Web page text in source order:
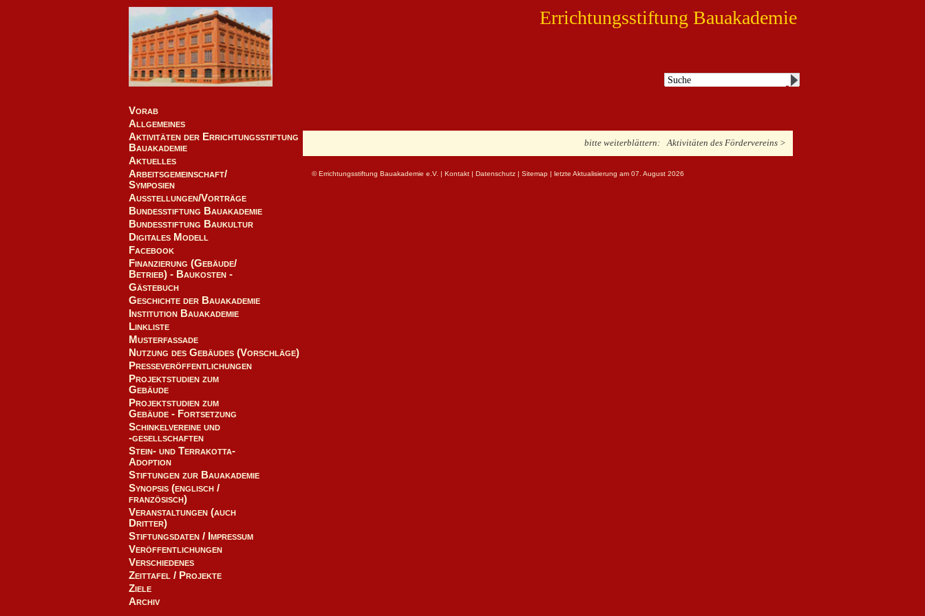
Errichtungsstiftung Bauakademie
Vorab
Allgemeines
Aktivitäten der Errichtungsstiftung
Bauakademie
Aktuelles
Arbeitsgemeinschaft/
Symposien
Ausstellungen/Vorträge
Bundesstiftung Bauakademie
Bundesstiftung Baukultur
Digitales Modell
Facebook
Finanzierung (Gebäude/
Betrieb) - Baukosten -
Gästebuch
Geschichte der Bauakademie
Institution Bauakademie
Linkliste
Musterfassade
Nutzung des Gebäudes (Vorschläge)
Presseveröffentlichungen
Projektstudien zum
Gebäude
Projektstudien zum
Gebäude - Fortsetzung
Schinkelvereine und
-gesellschaften
Stein- und Terrakotta-
Adoption
Stiftungen zur Bauakademie
Synopsis (englisch /
französisch)
Veranstaltungen (auch
Dritter)
Stiftungsdaten / Impressum
Veröffentlichungen
Verschiedenes
Zeittafel / Projekte
Ziele
Archiv
Aktivitäten des Fördervereins >
bitte weiterblättern:
© Errichtungsstiftung Bauakademie e.V. | Kontakt | Datenschutz | Sitemap | letzte Aktualisierung am 07. August 2026